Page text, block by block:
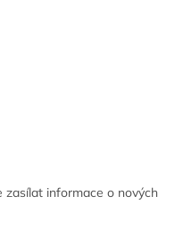
zasílat informace o nových